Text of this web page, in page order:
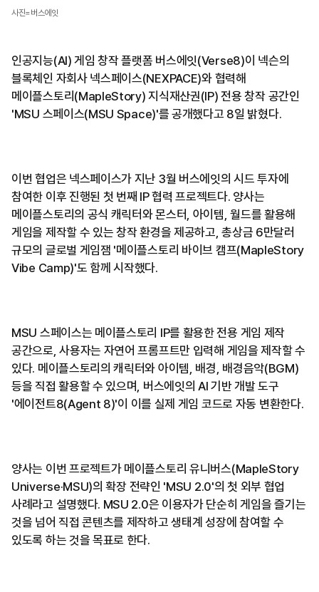
사진=버스에잇
인공지능(AI) 게임 창작 플랫폼 버스에잇(Verse8)이 넥슨의
블록체인 자회사 넥스페이스(NEXPACE)와 협력해
메이플스토리(MapleStory) 지식재산권(IP) 전용 창작 공간인
'MSU 스페이스(MSU Space)'를 공개했다고 8일 밝혔다.
이번 협업은 넥스페이스가 지난 3월 버스에잇의 시드 투자에
참여한 이후 진행된 첫 번째 IP 협력 프로젝트다. 양사는
메이플스토리의 공식 캐릭터와 몬스터, 아이템, 월드를 활용해
게임을 제작할 수 있는 창작 환경을 제공하고, 총상금 6만달러
규모의 글로벌 게임잼 '메이플스토리 바이브 캠프(MapleStory
Vibe Camp)'도 함께 시작했다.
MSU 스페이스는 메이플스토리 IP를 활용한 전용 게임 제작
공간으로, 사용자는 자연어 프롬프트만 입력해 게임을 제작할 수
있다. 메이플스토리의 캐릭터와 아이템, 배경, 배경음악(BGM)
등을 직접 활용할 수 있으며, 버스에잇의 AI 기반 개발 도구
'에이전트8(Agent 8)'이 이를 실제 게임 코드로 자동 변환한다.
양사는 이번 프로젝트가 메이플스토리 유니버스(MapleStory
Universe·MSU)의 확장 전략인 'MSU 2.0'의 첫 외부 협업
사례라고 설명했다. MSU 2.0은 이용자가 단순히 게임을 즐기는
것을 넘어 직접 콘텐츠를 제작하고 생태계 성장에 참여할 수
있도록 하는 것을 목표로 한다.